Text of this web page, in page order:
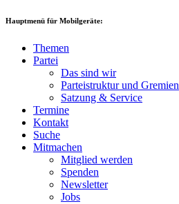
Hauptmenü für Mobilgeräte:
Themen
Partei
Das sind wir
Parteistruktur und Gremien
Satzung & Service
Termine
Kontakt
Suche
Mitmachen
Mitglied werden
Spenden
Newsletter
Jobs